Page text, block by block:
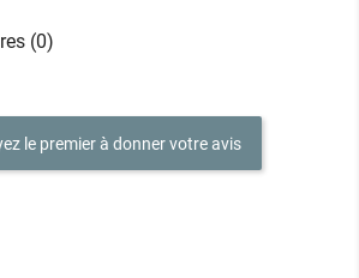
(0)
le premier à donner votre avis